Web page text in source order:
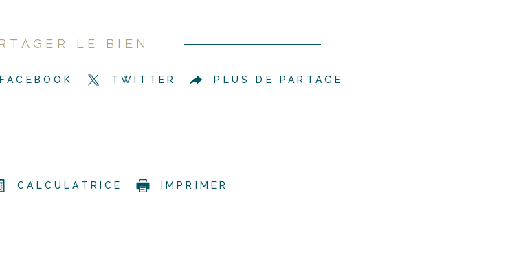
LE BIEN
FACEBOOK TWITTER PLUS DE PARTAGE
CALCULATRICE IMPRIMER